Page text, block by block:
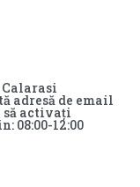
adresă de email
să activați
08:00-12:00